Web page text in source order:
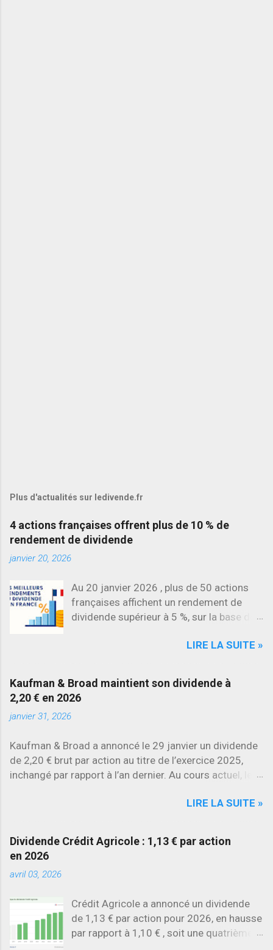
Plus d'actualités sur ledivende.fr
4 actions françaises offrent plus de 10 % de
rendement de dividende
janvier 20, 2026
Au 20 janvier 2026 , plus de 50 actions
françaises affichent un rendement de
dividende supérieur à 5 %, sur la base des
évolutions les plus marquantes concerne
Stellantis et Renault reculent déjà à deux
chiffres.
LIRE LA SUITE »
Kaufman & Broad maintient son dividende à
2,20 € en 2026
janvier 31, 2026
Kaufman & Broad a annoncé le 29 janvier un dividende
de 2,20 € brut par action au titre de l’exercice 2025,
inchangé par rapport à l’an dernier. Au cours actuel, le
LIRE LA SUITE »
Dividende Crédit Agricole : 1,13 € par action
en 2026
avril 03, 2026
Crédit Agricole a annoncé un dividende
de 1,13 € par action pour 2026, en hausse
par rapport à 1,10 € , soit une quatrième